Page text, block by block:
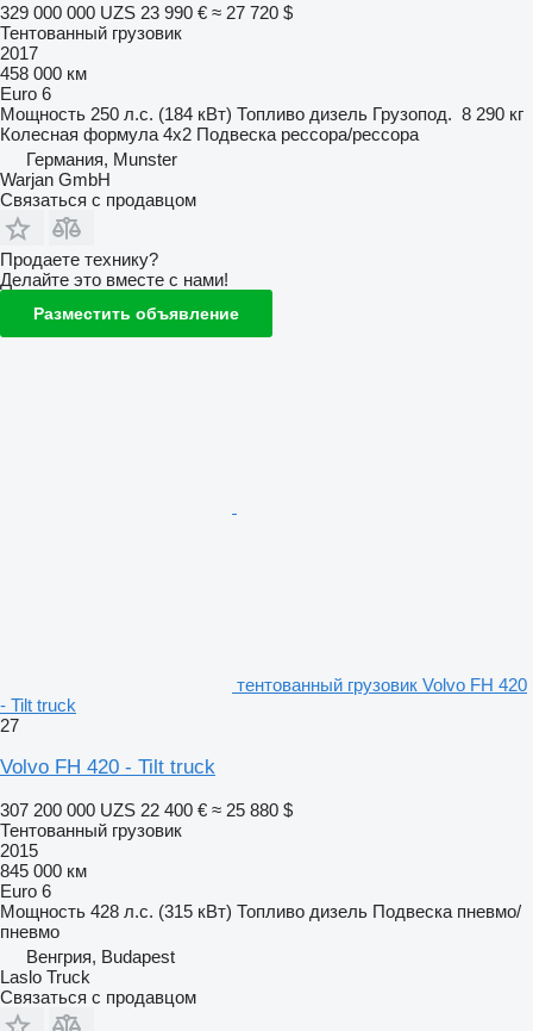
329 000 000 UZS 23 990 € ≈ 27 720 $
Тентованный грузовик
2017
458 000 км
Euro 6
Мощность 250 л.с. (184 кВт) Топливо дизель Грузопод. 8 290 кг
Колесная формула 4x2 Подвеска рессора/рессора
Германия, Munster
Warjan GmbH
Связаться с продавцом
Продаете технику?
Делайте это вместе с нами!
Разместить объявление
тентованный грузовик Volvo FH 420
- Tilt truck
27
Volvo FH 420 - Tilt truck
307 200 000 UZS 22 400 € ≈ 25 880 $
Тентованный грузовик
2015
845 000 км
Euro 6
Мощность 428 л.с. (315 кВт) Топливо дизель Подвеска пневмо/
пневмо
Венгрия, Budapest
Laslo Truck
Связаться с продавцом